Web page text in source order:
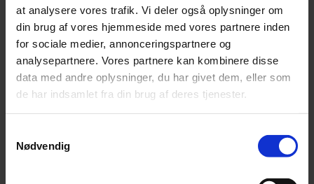
at analysere vores trafik. Vi deler også oplysninger om
din brug af vores hjemmeside med vores partnere inden
for sociale medier, annonceringspartnere og
analysepartnere. Vores partnere kan kombinere disse
data med andre oplysninger, du har givet dem, eller som
de har indsamlet fra din brug af deres tjenester.
Nødvendig
9355776090269
Weight
0,5 kg
Relaterede produkter